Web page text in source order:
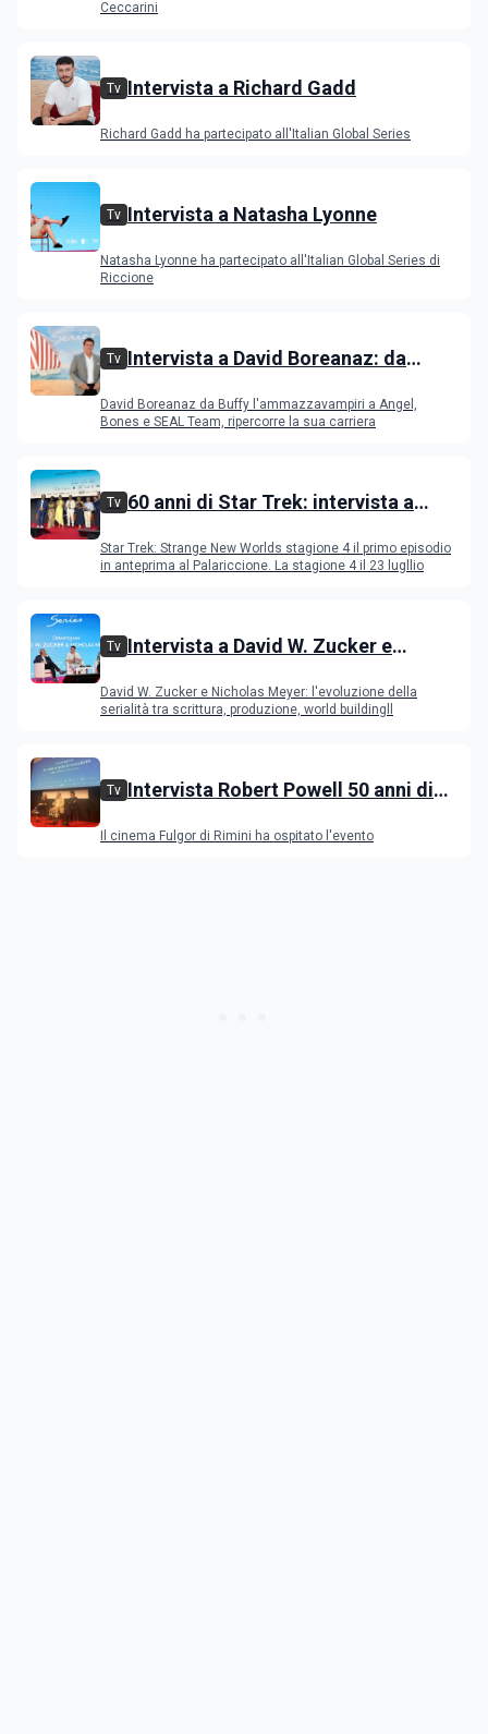
Ceccarini
Tv Intervista a Richard Gadd
Richard Gadd ha partecipato all'Italian Global Series
Tv Intervista a Natasha Lyonne
Natasha Lyonne ha partecipato all'Italian Global Series di
Riccione
Tv Intervista a David Boreanaz: da
Bones e SEAL Team
David Boreanaz da Buffy l'ammazzavampiri a Angel,
Bones e SEAL Team, ripercorre la sua carriera
Tv 60 anni di Star Trek: intervista a
Romijn, Anson Mount
Star Trek: Strange New Worlds stagione 4 il primo episodio
in anteprima al Palariccione. La stagione 4 il 23 lugllio
Tv Intervista a David W. Zucker e
serialità internazionale
David W. Zucker e Nicholas Meyer: l'evoluzione della
serialità tra scrittura, produzione, world buildingll
Tv Intervista Robert Powell 50 anni di
pubblico
Il cinema Fulgor di Rimini ha ospitato l'evento